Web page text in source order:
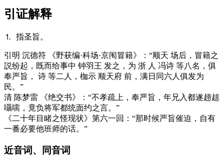
引证解释
⒈ 指圣旨。
引 明 沉德符 《野获编·科场·京闱冒籍》：“顺天 场后，冒籍之
説纷起，既而给事中 钟羽王 发之，为 浙 人 冯诗 等八名，俱
奉严旨， 诗 等二人，枷示 顺天府 前，满日同六人俱发为
民。”
清 陈梦雷 《绝交书》：“不孝疏上，奉严旨，年兄入都遂趦趄
囁嚅，竟负将军都统面约之言。”
《二十年目睹之怪现状》第六一回：“那时候严旨催迫，自有
一番必要他班师的话。”
近音词、同音词